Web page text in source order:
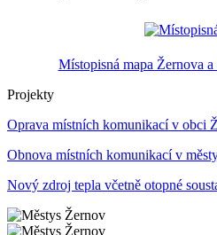
Místopisná mapa Žernova
Projekty
Oprava místních komunikací v obci
Obnova místních komunikací v
Nový zdroj tepla včetně otopné